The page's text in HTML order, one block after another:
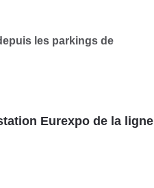
les parkings de
Eurexpo de la ligne